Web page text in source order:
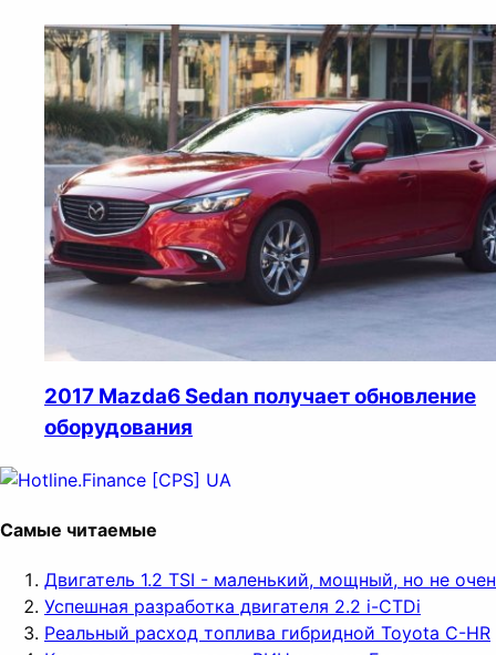
2017 Mazda6 Sedan получает обновление
оборудования
Самые читаемые
Двигатель 1.2 TSI - маленький, мощный, но не
Успешная разработка двигателя 2.2 i-CTDi
Реальный расход топлива гибридной Toyota C-HR